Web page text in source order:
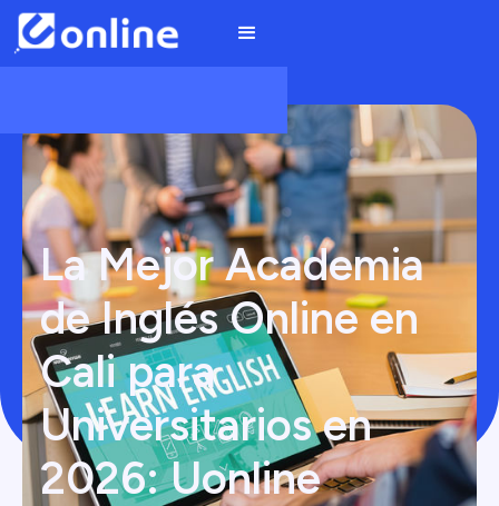
La Mejor Academia
de Inglés Online en
Cali para
Universitarios en
2026: Uonline